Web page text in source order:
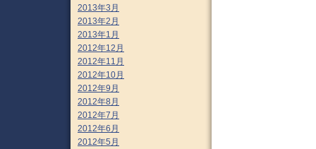
2013年3月
2013年2月
2013年1月
2012年12月
2012年11月
2012年10月
2012年9月
2012年8月
2012年7月
2012年6月
2012年5月